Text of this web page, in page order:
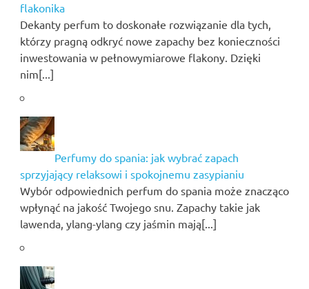
flakonika
Dekanty perfum to doskonałe rozwiązanie dla tych,
którzy pragną odkryć nowe zapachy bez konieczności
inwestowania w pełnowymiarowe flakony. Dzięki
nim[...]
Perfumy do spania: jak wybrać zapach
sprzyjający relaksowi i spokojnemu zasypianiu
Wybór odpowiednich perfum do spania może znacząco
wpłynąć na jakość Twojego snu. Zapachy takie jak
lawenda, ylang-ylang czy jaśmin mają[...]